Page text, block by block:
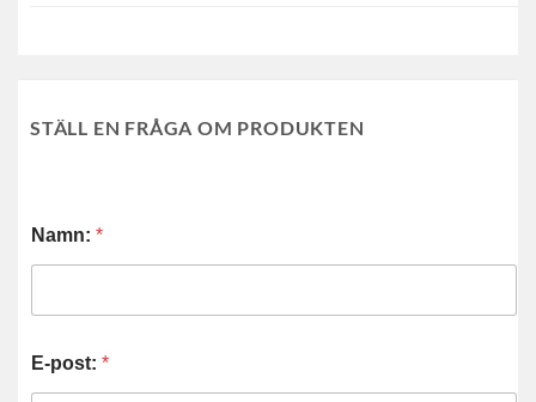
STÄLL EN FRÅGA OM PRODUKTEN
Namn: *
E-post: *